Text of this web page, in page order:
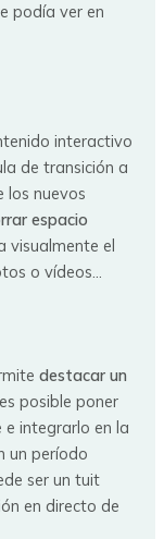
podía ver en
interactivo
de transición a
los nuevos
espacio
visualmente el
o vídeos…
destacar un
es posible poner
integrarlo en la
un período
ser un tuit
en directo de